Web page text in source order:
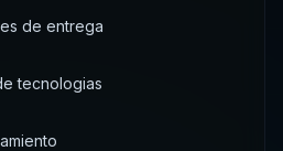
de entrega
tecnologias